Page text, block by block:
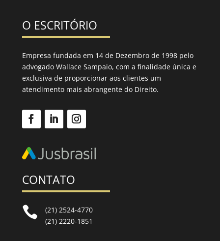
O ESCRITÓRIO
Empresa fundada em 14 de Dezembro de 1998 pelo
advogado Wallace Sampaio, com a finalidade única e
exclusiva de proporcionar aos clientes um
atendimento mais abrangente do Direito.
CONTATO

(21) 2524-4770
(21) 2220-1851